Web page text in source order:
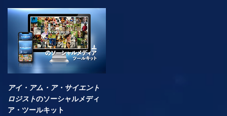
アイ・アム・ア・サイエント
ロジストのソーシャルメディ
ア・ツールキット